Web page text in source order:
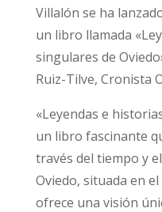
Villalón se ha
un libro llamada
singulares de
Ruiz-Tilve, Cronista
«Leyendas e
un libro fascinante
través del tiempo y
Oviedo, situada en
ofrece una visión